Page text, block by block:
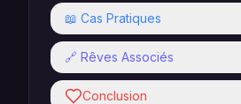
📖 Cas Pratiques
🔗 Rêves Associés
Conclusion